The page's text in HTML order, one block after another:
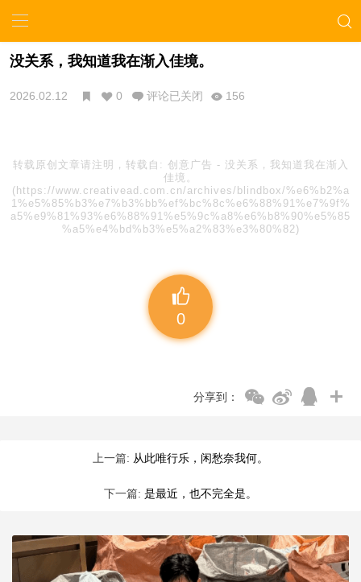
没关系，我知道我在渐入佳境。
2026.02.12 0 评论已关闭 156
转载原创文章请注明，转载自: 创意广告 - 没关系，我知道我在渐入
佳境。
(https://www.creativead.com.cn/archives/blindbox/%e6%b2%a
1%e5%85%b3%e7%b3%bb%ef%bc%8c%e6%88%91%e7%9f%
a5%e9%81%93%e6%88%91%e5%9c%a8%e6%b8%90%e5%85
%a5%e4%bd%b3%e5%a2%83%e3%80%82)
0
分享到：
上一篇: 从此唯行乐，闲愁奈我何。
下一篇: 是最近，也不完全是。